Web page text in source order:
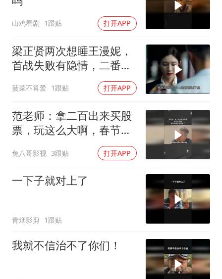
山鸡看剧 1跟贴 打开APP
梁正贤两次想睡王漫妮，
首战失败有隐情，二番她
菠菜不算爱 1跟贴 打开APP
范老师：拿二百出来买股
票，玩这么大啊，春节档
兔八哥影视 3跟贴 打开APP
一下子就对上了
青烟影剪 1跟贴
我就不信治不了你们！